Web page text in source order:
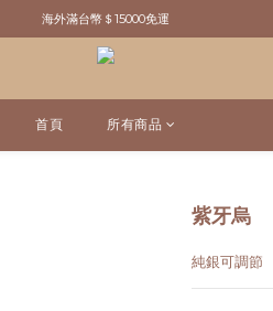
新粉請先於官網註冊．領取＄100元購物金
海外滿台幣＄15000免運
新粉請先於官網註冊．領取＄100元購物金
首頁 所有商品
紫牙烏
純銀可調節